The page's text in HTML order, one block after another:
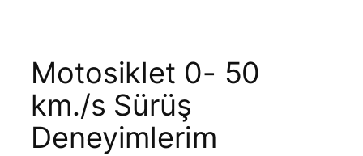
Motosiklet 0- 50
km./s Sürüş
Deneyimlerim